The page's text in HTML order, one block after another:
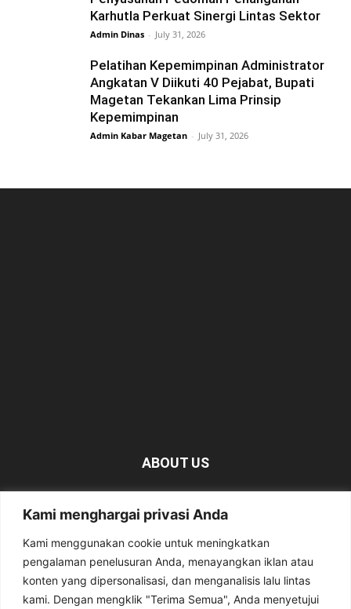
Kami menghargai privasi Anda
Kami menggunakan cookie untuk meningkatkan
pengalaman penelusuran Anda, menayangkan iklan atau
konten yang dipersonalisasi, dan menganalisis lalu lintas
kami. Dengan mengklik "Terima Semua", Anda menyetujui
Karhutla Perkuat Sinergi Lintas Sektor
Admin Dinas - July 31, 2026
Pelatihan Kepemimpinan Administrator
Angkatan V Diikuti 40 Pejabat, Bupati
Magetan Tekankan Lima Prinsip
Kepemimpinan
Admin Kabar Magetan - July 31, 2026
ABOUT US
berita tentang Magetan yang bersumber dari berbagai
Contact us:kabarmagetan@gmail.com